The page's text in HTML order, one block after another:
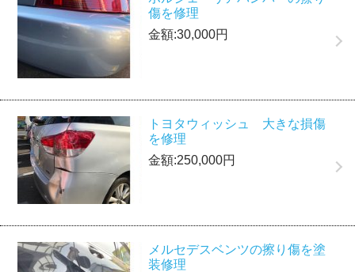
傷を修理
金額:30,000円
トヨタウィッシュ 大きな損傷
を修理
金額:250,000円
メルセデスベンツの擦り傷を塗
装修理